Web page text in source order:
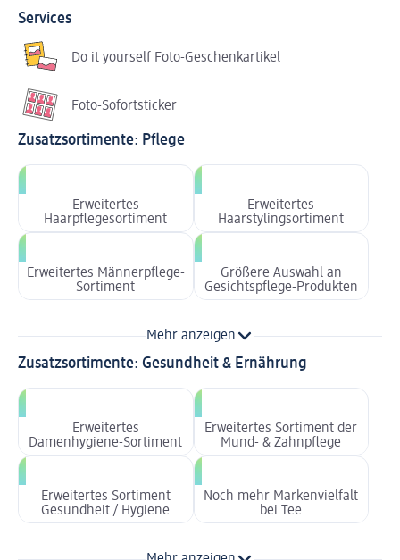
Services
Do it yourself Foto-Geschenkartikel
Foto-Sofortsticker
Zusatzsortimente: Pflege
Erweitertes
Haarpflegesortiment
Erweitertes
Haarstylingsortiment
Erweitertes Männerpflege-
Sortiment
Größere Auswahl an
Gesichtspflege-Produkten
Mehr anzeigen
Zusatzsortimente: Gesundheit & Ernährung
Erweitertes
Damenhygiene-Sortiment
Erweitertes Sortiment der
Mund- & Zahnpflege
Erweitertes Sortiment
Gesundheit / Hygiene
Noch mehr Markenvielfalt
bei Tee